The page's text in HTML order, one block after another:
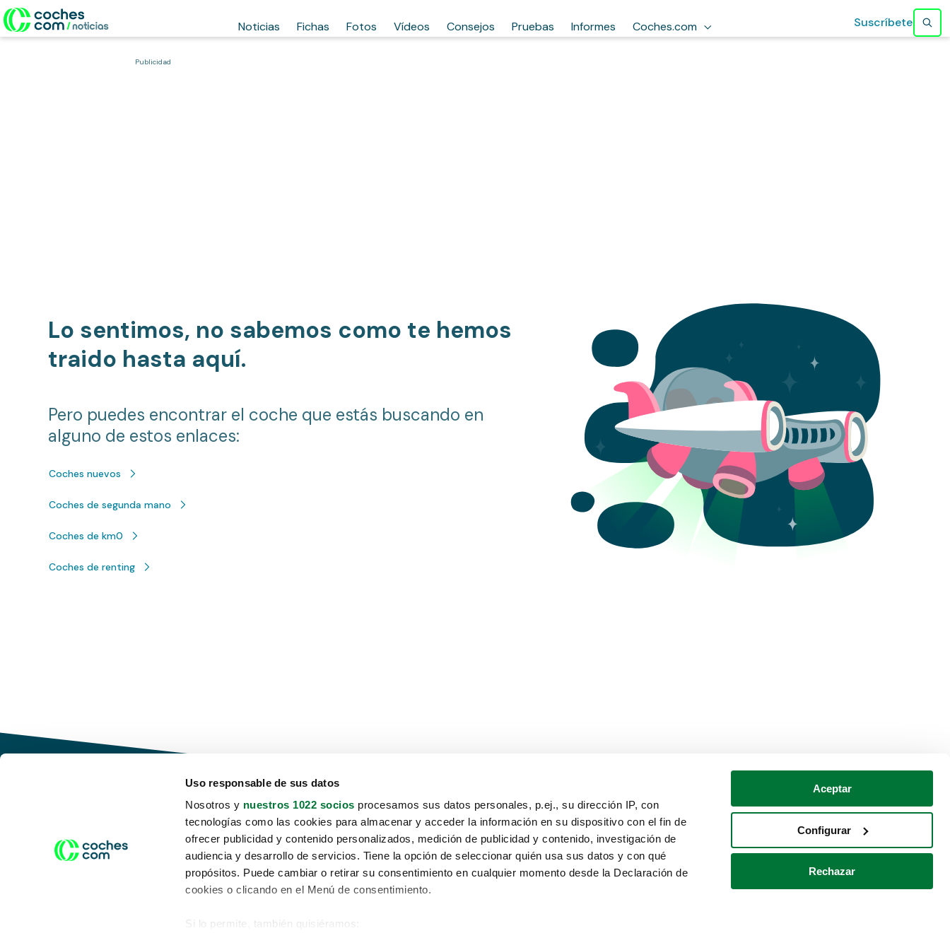
Uso responsable de sus datos
Nosotros y nuestros 1022 socios procesamos sus datos personales, p.ej., su dirección IP, con
tecnologías como las cookies para almacenar y acceder la información en su dispositivo con el fin de
ofrecer publicidad y contenido personalizados, medición de publicidad y contenido, investigación de
audiencia y desarrollo de servicios. Tiene la opción de seleccionar quién usa sus datos y con qué
propósitos. Puede cambiar o retirar su consentimiento en cualquier momento desde la Declaración de
cookies o clicando en el Menú de consentimiento.
Si lo permite, también quisiéramos:
Aceptar
Configurar
Rechazar
Noticias Fichas Fotos Vídeos Consejos Pruebas Informes Coches.com Suscríbete
Publicidad
Lo sentimos, no sabemos como te hemos
traido hasta aquí.
Pero puedes encontrar el coche que estás buscando en
alguno de estos enlaces:
Coches nuevos
Coches de segunda mano
Coches de km0
Coches de renting
Conduce tu futuro,
desata tu movilidad